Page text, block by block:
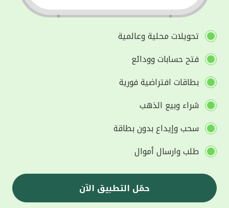
تحويلات محلية وعالمية
فتح حسابات وودائع
بطاقات افتراضية فورية
شراء وبيع الذهب
سحب وإيداع بدون بطاقة
طلب وارسال أموال
حمّل التطبيق الآن